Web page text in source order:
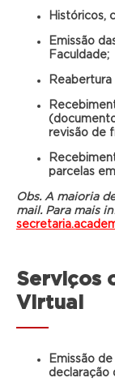
Históricos,
Emissão
Faculdade;
revisão de
parcelas
Obs. A maioria
mail. Para mais
Serviços
Virtual
Emissão
declaração